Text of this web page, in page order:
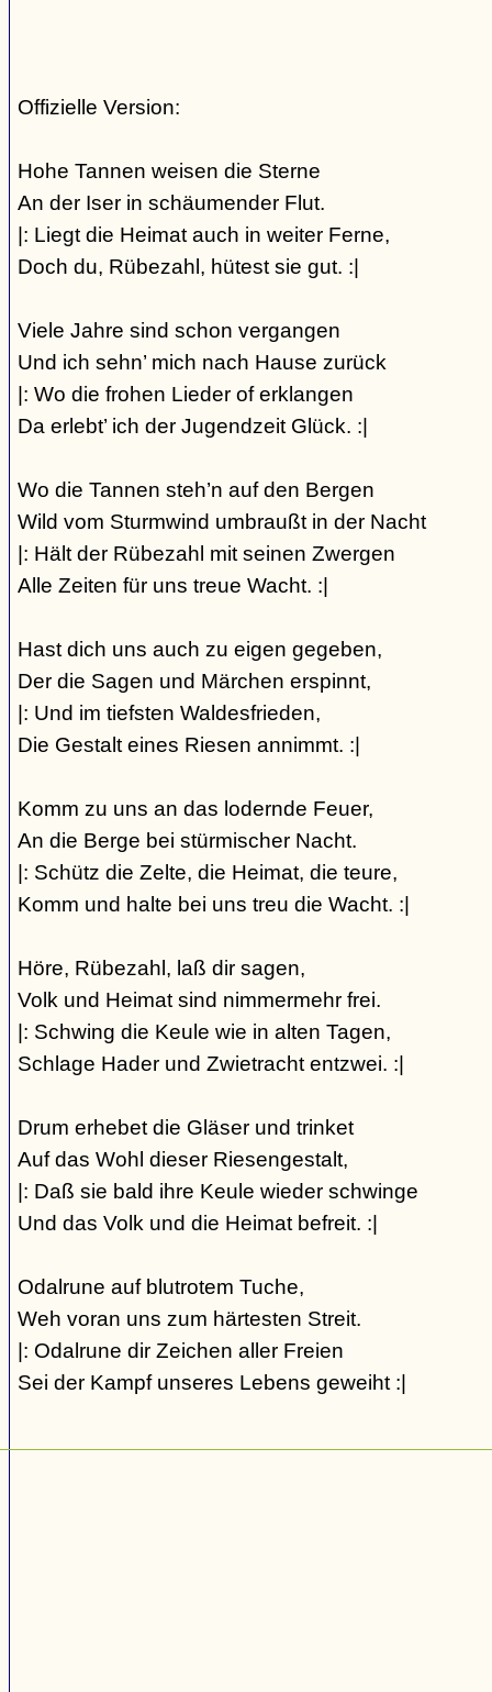
Offizielle Version:
Hohe Tannen weisen die Sterne
An der Iser in schäumender Flut.
|: Liegt die Heimat auch in weiter Ferne,
Doch du, Rübezahl, hütest sie gut. :|
Viele Jahre sind schon vergangen
Und ich sehn’ mich nach Hause zurück
|: Wo die frohen Lieder of erklangen
Da erlebt’ ich der Jugendzeit Glück. :|
Wo die Tannen steh’n auf den Bergen
Wild vom Sturmwind umbraußt in der Nacht
|: Hält der Rübezahl mit seinen Zwergen
Alle Zeiten für uns treue Wacht. :|
Hast dich uns auch zu eigen gegeben,
Der die Sagen und Märchen erspinnt,
|: Und im tiefsten Waldesfrieden,
Die Gestalt eines Riesen annimmt. :|
Komm zu uns an das lodernde Feuer,
An die Berge bei stürmischer Nacht.
|: Schütz die Zelte, die Heimat, die teure,
Komm und halte bei uns treu die Wacht. :|
Höre, Rübezahl, laß dir sagen,
Volk und Heimat sind nimmermehr frei.
|: Schwing die Keule wie in alten Tagen,
Schlage Hader und Zwietracht entzwei. :|
Drum erhebet die Gläser und trinket
Auf das Wohl dieser Riesengestalt,
|: Daß sie bald ihre Keule wieder schwinge
Und das Volk und die Heimat befreit. :|
Odalrune auf blutrotem Tuche,
Weh voran uns zum härtesten Streit.
|: Odalrune dir Zeichen aller Freien
Sei der Kampf unseres Lebens geweiht :|